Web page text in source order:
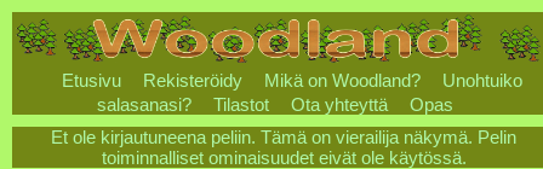
Etusivu Rekisteröidy Mikä on Woodland?
Unohtuiko
salasanasi?
Tilastot Ota yhteyttä
Opas
Et ole kirjautuneena peliin. Tämä on vierailija näkymä. Pelin
toiminnalliset ominaisuudet eivät ole käytössä.